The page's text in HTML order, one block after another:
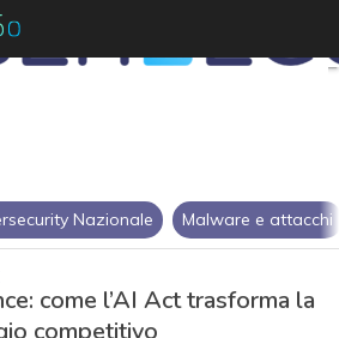
Nazionale Malware e attacchi
come l’AI Act trasforma la
competitivo